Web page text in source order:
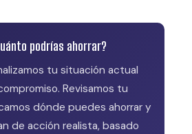
podrías ahorrar?
tu situación actual
Revisamos tu
dónde puedes ahorrar y
de acción realista, basado